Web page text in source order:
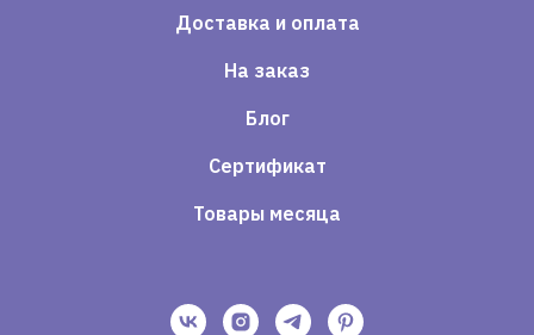
Доставка и оплата
На заказ
Блог
Сертификат
Товары месяца